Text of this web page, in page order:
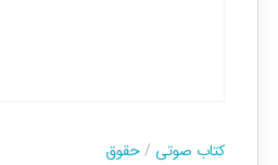
کتاب صوتی /حقوق